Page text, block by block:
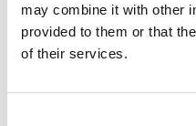
may combine it with other
provided to them or that
of their services.